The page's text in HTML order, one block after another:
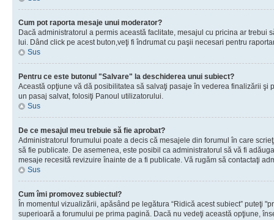
Cum pot raporta mesaje unui moderator?
Dacă administratorul a permis această faclitate, mesajul cu pricina ar trebui
lui. Dând click pe acest buton,veţi fi îndrumat cu paşii necesari pentru
Sus
Pentru ce este butonul "Salvare" la deschiderea unui subiect?
Această opţiune vă dă posibilitatea să salvaţi pasaje în vederea finalizării şi
un pasaj salvat, folosiţi Panoul utilizatorului.
Sus
De ce mesajul meu trebuie să fie aprobat?
Administratorul forumului poate a decis că mesajele din forumul în care
să fie publicate. De asemenea, este posibil ca administratorul să vă fi
mesaje recesită revizuire înainte de a fi publicate. Vă rugăm să contactaţi
Sus
Cum îmi promovez subiectul?
În momentul vizualizării, apăsând pe legătura “Ridică acest subiect” puteţi
superioară a forumului pe prima pagină. Dacă nu vedeţi această opţiune,